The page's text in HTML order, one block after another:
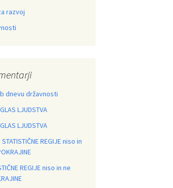
razvoj
dnevu državnosti
GLAS LJUDSTVA
GLAS LJUDSTVA
STATISTIČNE REGIJE niso in
REGIJE niso in ne